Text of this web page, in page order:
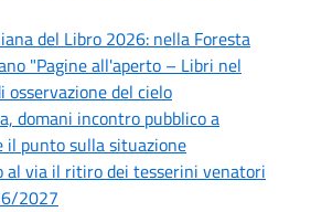
del Libro 2026: nella Foresta
"Pagine all'aperto – Libri nel
osservazione del cielo
domani incontro pubblico a
il punto sulla situazione
al via il ritiro dei tesserini venatori
2027